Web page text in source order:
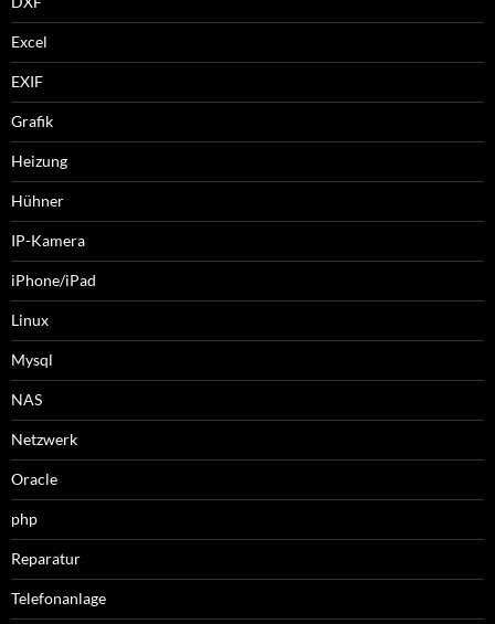
Excel
EXIF
Grafik
Heizung
Hühner
IP-Kamera
iPhone/iPad
Linux
Mysql
NAS
Netzwerk
Oracle
php
Reparatur
Telefonanlage